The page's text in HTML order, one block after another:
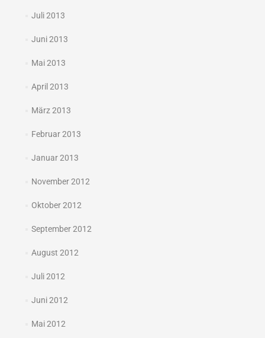
Juli 2013
Juni 2013
Mai 2013
April 2013
März 2013
Februar 2013
Januar 2013
November 2012
Oktober 2012
September 2012
August 2012
Juli 2012
Juni 2012
Mai 2012